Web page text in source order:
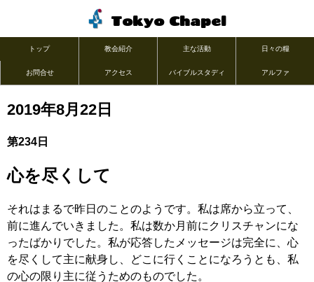
Tokyo Chapel
トップ 教会紹介 主な活動 日々の糧
お問合せ アクセス バイブルスタディ アルファ
2019年8月22日
第234日
心を尽くして
それはまるで昨日のことのようです。私は席から立って、
前に進んでいきました。私は数か月前にクリスチャンにな
ったばかりでした。私が応答したメッセージは完全に、心
を尽くして主に献身し、どこに行くことになろうとも、私
の心の限り主に従うためのものでした。